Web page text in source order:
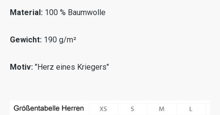
Material: 100 % Baumwolle
Gewicht: 190 g/m²
Motiv: "Herz eines Kriegers"